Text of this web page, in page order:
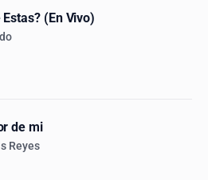
Estas? (En Vivo)
de mi
Reyes